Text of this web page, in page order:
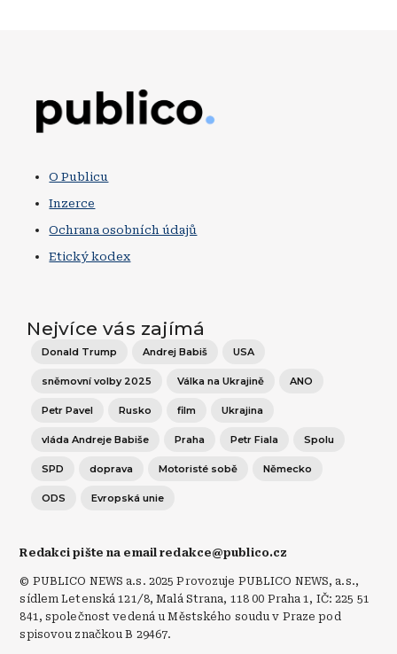
O Publicu
Inzerce
Ochrana osobních údajů
Etický kodex
Nejvíce vás zajímá
Donald Trump Andrej Babiš USA
sněmovní volby 2025 Válka na Ukrajině ANO
Petr Pavel Rusko film Ukrajina
vláda Andreje Babiše Praha Petr Fiala Spolu
SPD doprava Motoristé sobě Německo
ODS Evropská unie
Redakci pište na email redakce@publico.cz
© PUBLICO NEWS a.s. 2025 Provozuje PUBLICO NEWS, a.s.,
sídlem Letenská 121/8, Malá Strana, 118 00 Praha 1, IČ: 225 51
841, společnost vedená u Městského soudu v Praze pod
spisovou značkou B 29467.